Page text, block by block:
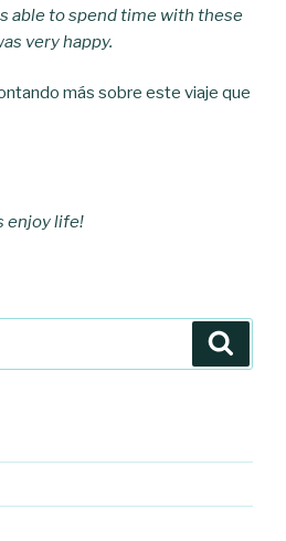
able to spend time with these
very happy.
más sobre este viaje que
enjoy life!